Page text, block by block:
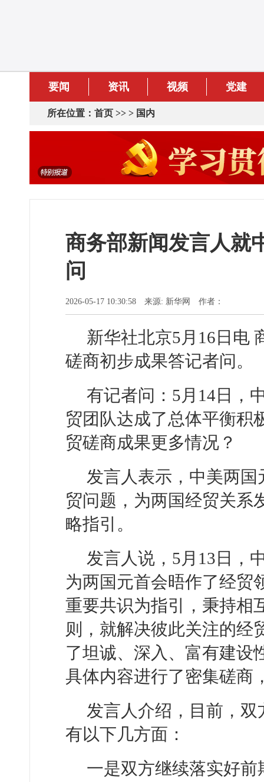
要闻 资讯 视频 党建
所在位置： 首页 >> > 国内
商务部新闻发言人就
问
2026-05-17 10:30:58 来源: 新华网 作者：
新华社北京5月16日电
磋商初步成果答记者问。
有记者问：5月14日，
贸团队达成了总体平衡积
贸磋商成果更多情况？
发言人表示，中美两
贸问题，为两国经贸关系
略指引。
发言人说，5月13日，
为两国元首会晤作了经贸
重要共识为指引，秉持相
则，就解决彼此关注的经
了坦诚、深入、富有建设
具体内容进行了密集磋商
发言人介绍，目前，
有以下几方面：
一是双方继续落实好